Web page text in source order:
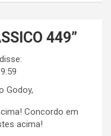
449”
disse:
Godoy,
Concordo em
acima!